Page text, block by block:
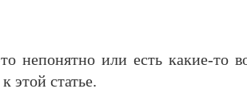
непонятно или есть какие-то
этой статье.